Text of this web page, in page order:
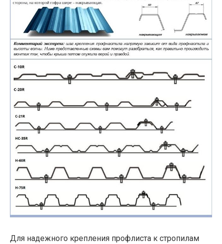
Для надежного крепления профлиста к стропилам